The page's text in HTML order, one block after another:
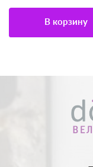
В корзину